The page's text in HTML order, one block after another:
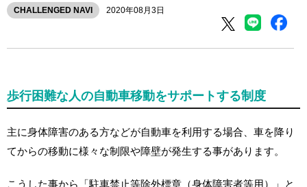
CHALLENGED NAVI 2020年08月3日
歩行困難な人の自動車移動をサポートする制度
主に身体障害のある方などが自動車を利用する場合、車を降り
てからの移動に様々な制限や障壁が発生する事があります。
こうした事から「駐車禁止等除外標章（身体障害者等用）」と